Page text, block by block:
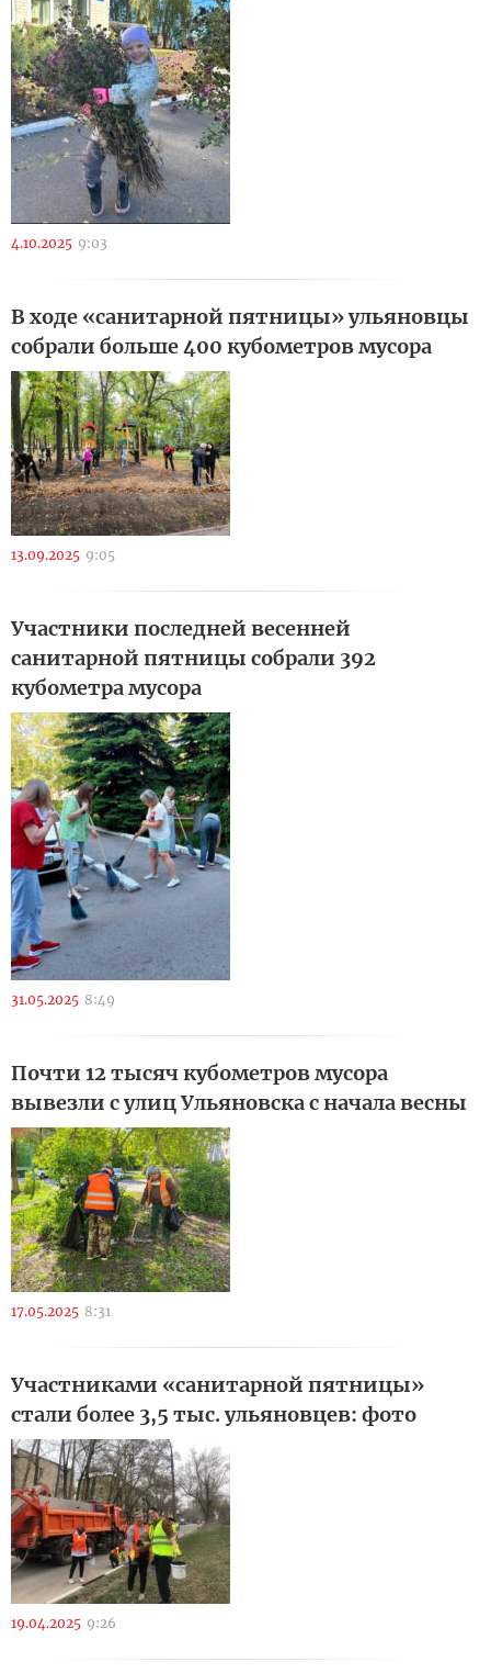
4.10.2025 9:03
В ходе «санитарной пятницы» ульяновцы
собрали больше 400 кубометров мусора
13.09.2025 9:05
Участники последней весенней
санитарной пятницы собрали 392
кубометра мусора
31.05.2025 8:49
Почти 12 тысяч кубометров мусора
вывезли с улиц Ульяновска с начала весны
17.05.2025 8:31
Участниками «санитарной пятницы»
стали более 3,5 тыс. ульяновцев: фото
19.04.2025 9:26